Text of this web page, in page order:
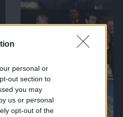
personal or
out section to
you may
us or personal
opt-out of the